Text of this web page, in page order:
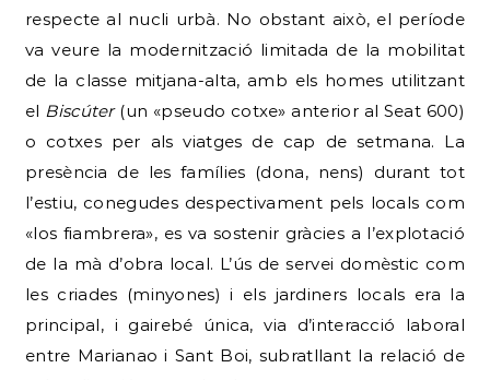
respecte al nucli urbà. No obstant això, el període
va veure la modernització limitada de la mobilitat
de la classe mitjana-alta, amb els homes utilitzant
el Biscúter(un «pseudo cotxe» anterior al Seat 600)
o cotxes per als viatges de cap de setmana. La
presència de les famílies (dona, nens) durant tot
l’estiu, conegudes despectivament pels locals com
«los fiambrera», es va sostenir gràcies a l’explotació
de la mà d’obra local. L’ús de servei domèstic com
les criades (minyones) i els jardiners locals era la
principal, i gairebé única, via d’interacció laboral
entre Marianao i Sant Boi, subratllant la relació de